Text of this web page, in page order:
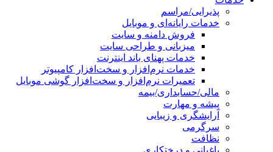
پذیرایی/مراسم
خدمات رایانه‌ای و موبایل
فروش دامنه و سایت
میزبانی و طراحی سایت
خدمات پهنای باند اینترنت
خدمات نرم‌افزار و سخت‌افزار کامپیوتر
تعمیرات نرم‌افزار و سخت‌افزار گوشی موبایل
مالی/حسابداری/بیمه
پیشه و مهارت
آرایشگری و زیبایی
سرگرمی
نظافت